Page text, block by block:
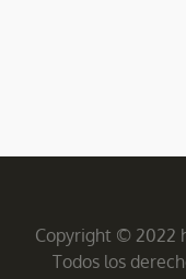
Copyright © 2022
Todos los